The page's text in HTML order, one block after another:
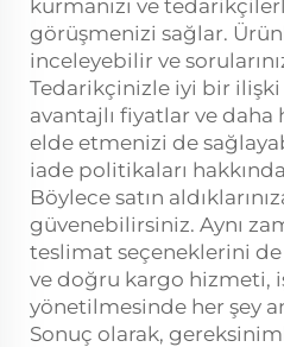
kurmanızı ve
görüşmenizi sağlar.
inceleyebilir ve
Tedarikçinizle iyi bir
avantajlı fiyatlar ve daha
elde etmenizi de
iade politikaları
Böylece satın
güvenebilirsiniz. Aynı
teslimat seçeneklerini de
ve doğru kargo hizmeti,
yönetilmesinde her şey
Sonuç olarak,